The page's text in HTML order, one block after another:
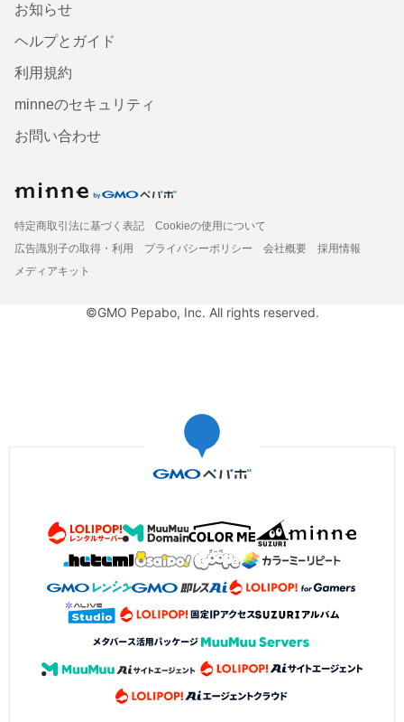
お知らせ
ヘルプとガイド
利用規約
minneのセキュリティ
お問い合わせ
特定商取引法に基づく表記
Cookieの使用について
広告識別子の取得・利用
プライバシーポリシー 会社概要
採用情報
メディアキット
©GMO Pepabo, Inc. All rights reserved.